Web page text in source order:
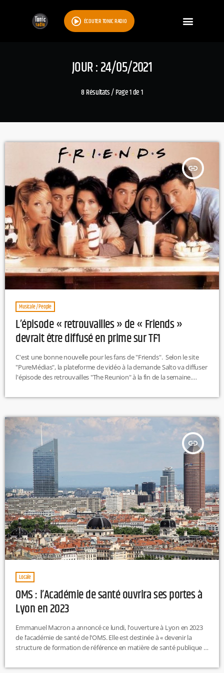
ÉCOUTER TONIC RADIO
JOUR : 24/05/2021
8 Résultats / Page 1 de 1
insert_link
Musicale / People
L’épisode « retrouvailles » de « Friends »
devrait être diffusé en prime sur TF1
C'est une bonne nouvelle pour les fans de "Friends". Selon le site
"PureMédias", la plateforme de vidéo à la demande Salto va diffuser
l'épisode des retrouvailles "The Reunion" à la fin de la semaine.
être effectué par les voix françaises originales de la série culte.Pour
LeBlanc, Matthew Perry et David Schwimmer accueilleront de
nombreux guests parmi lesquels David Beckham, Justin […]
insert_link
Locale
OMS : l’Académie de santé ouvrira ses portes à
Lyon en 2023
Emmanuel Macron a annoncé ce lundi, l'ouverture à Lyon en 2023
de l’académie de santé de l’OMS. Elle est destinée à « devenir la
structure de formation de référence en matière de santé publique ».
de « former aux enjeux sanitaires globaux les responsables publics,